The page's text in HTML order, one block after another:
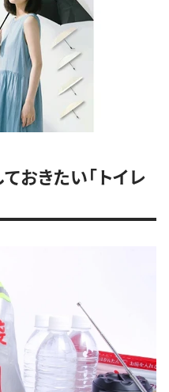
おきたい「トイレ